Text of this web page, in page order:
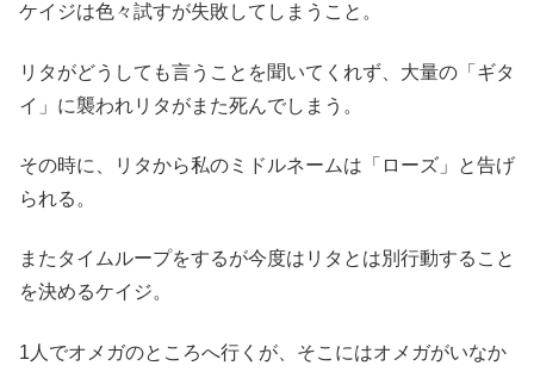
ケイジは色々試すが失敗してしまうこと。
リタがどうしても言うことを聞いてくれず、大量の「ギタ
イ」に襲われリタがまた死んでしまう。
その時に、リタから私のミドルネームは「ローズ」と告げ
られる。
またタイムループをするが今度はリタとは別行動すること
を決めるケイジ。
1人でオメガのところへ行くが、そこにはオメガがいなか